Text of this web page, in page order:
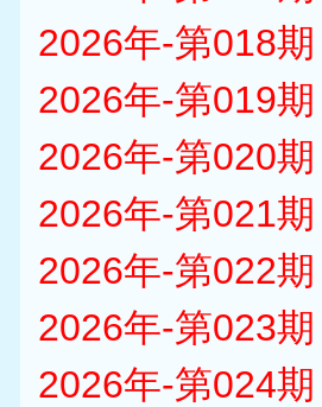
2026年-第018
2026年-第019
2026年-第020
2026年-第021
2026年-第022
2026年-第023
2026年-第024